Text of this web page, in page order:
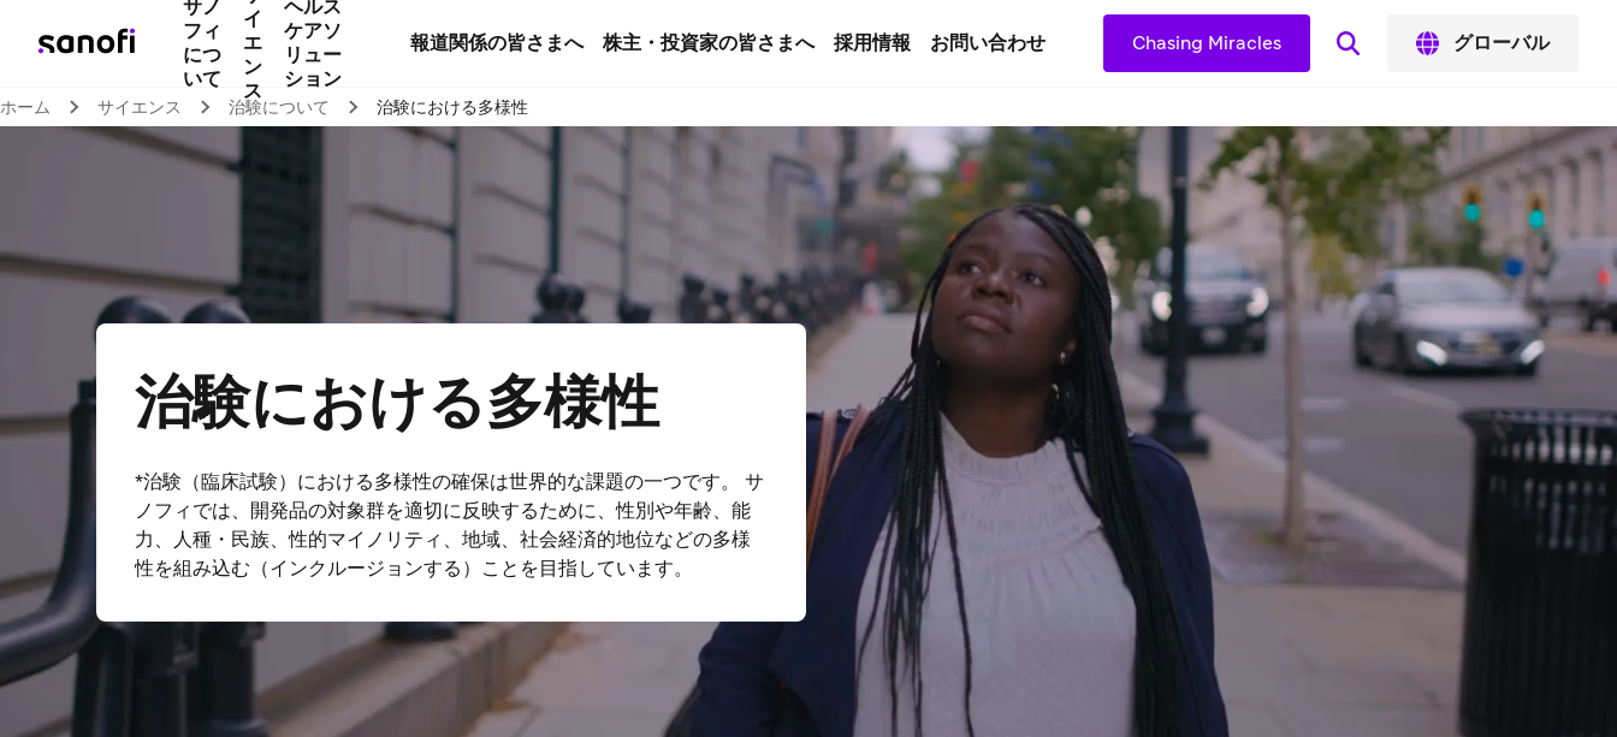
サノ
フィ
につ
いて
イ
エ
ン
ス
ヘルス
ケアソ
リュー
ション
報道関係の皆さまへ 株主・投資家の皆さまへ 採用情報 お問い合わせ Chasing Miracles グローバル
ホーム サイエンス 治験について 治験における多様性
治験における多様性
*治験（臨床試験）における多様性の確保は世界的な課題の一つです。 サ
ノフィでは、開発品の対象群を適切に反映するために、性別や年齢、能
力、人種・民族、性的マイノリティ、地域、社会経済的地位などの多様
性を組み込む（インクルージョンする）ことを目指しています。